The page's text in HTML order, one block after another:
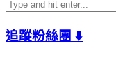
追蹤粉絲團 ⬇️